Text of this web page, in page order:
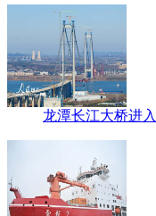
龙潭长江大桥进入